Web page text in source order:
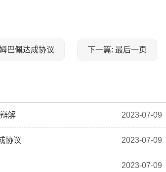
巴佩达成协议 下一篇: 最后一页
解 2023-07-09
协议 2023-07-09
2023-07-09